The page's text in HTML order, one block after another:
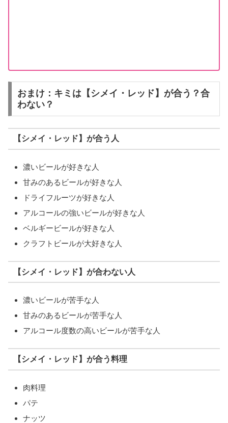
おまけ：キミは【シメイ・レッド】が合う？合
わない？
【シメイ・レッド】が合う人
濃いビールが好きな人
甘みのあるビールが好きな人
ドライフルーツが好きな人
アルコールの強いビールが好きな人
ベルギービールが好きな人
クラフトビールが大好きな人
【シメイ・レッド】が合わない人
濃いビールが苦手な人
甘みのあるビールが苦手な人
アルコール度数の高いビールが苦手な人
【シメイ・レッド】が合う料理
肉料理
パテ
ナッツ